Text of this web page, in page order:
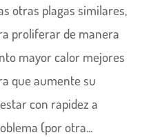
otras plagas similares,
proliferar de manera
mayor calor mejores
que aumente su
con rapidez a
(por otra...